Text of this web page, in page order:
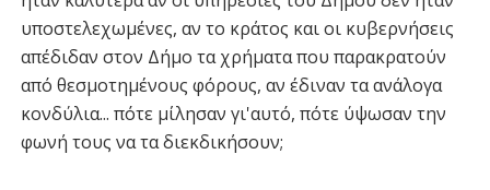
υποστελεχωμένες, αν το κράτος και οι κυβερνήσεις
απέδιδαν στον Δήμο τα χρήματα που παρακρατούν
από θεσμοτημένους φόρους, αν έδιναν τα ανάλογα
κονδύλια... πότε μίλησαν γι'αυτό, πότε ύψωσαν την
φωνή τους να τα διεκδικήσουν;